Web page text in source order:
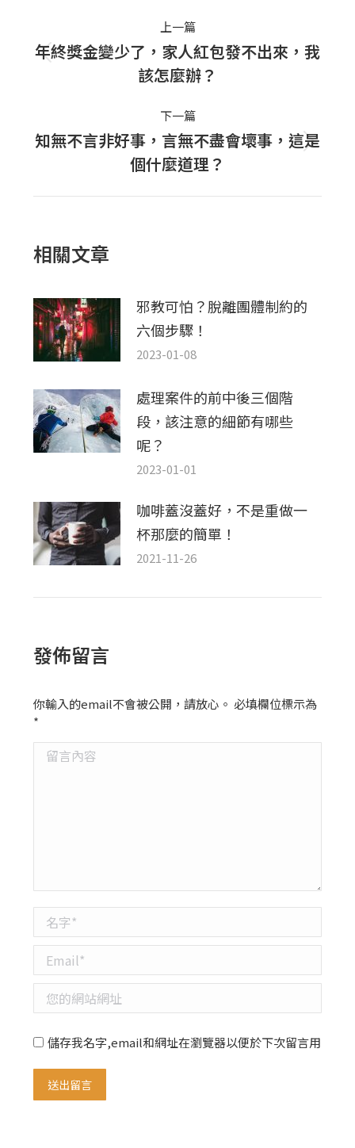
navigation
上一篇
上
一
篇
文
章：
年終獎金變少了，家人紅包發不出來，我
該怎麼辦？
下一篇
下
一
篇
知無不言非好事，言無不盡會壞事，這是
個什麼道理？
相關文章
邪教可怕？脫離團體制約的
六個步驟！
2023-01-08
處理案件的前中後三個階
段，該注意的細節有哪些
呢？
2023-01-01
咖啡蓋沒蓋好，不是重做一
杯那麼的簡單！
2021-11-26
發佈留言
你輸入的email不會被公開，請放心。 必填欄位標示為
*
留言內容
名字 *
Email *
您的網站網址
儲存我名字,email和網址在瀏覽器以便於下次留言用
送出留言